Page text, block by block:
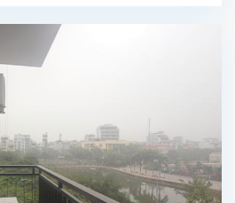
căn hộ
đươc
lắp đặt
các
trang